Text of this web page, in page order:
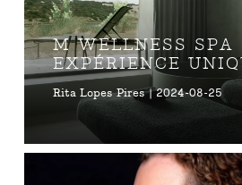
M WELLNESS SPA
EXPÉRIENCE
Rita Lopes Pires | 2024-08-25